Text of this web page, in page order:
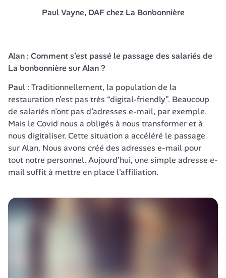
Paul Vayne, DAF chez La Bonbonnière
Alan : Comment s’est passé le passage des salariés de
La bonbonnière sur Alan ?
Paul : Traditionnellement, la population de la
restauration n’est pas très “digital-friendly”. Beaucoup
de salariés n’ont pas d’adresses e-mail, par exemple.
Mais le Covid nous a obligés à nous transformer et à
nous digitaliser. Cette situation a accéléré le passage
sur Alan. Nous avons créé des adresses e-mail pour
tout notre personnel. Aujourd’hui, une simple adresse e-
mail suffit à mettre en place l'affiliation.